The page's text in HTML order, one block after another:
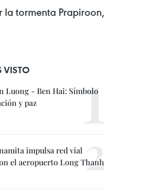
la tormenta Prapiroon,
VISTO
Luong - Ben Hai: Símbolo
y paz
impulsa red vial
el aeropuerto Long Thanh